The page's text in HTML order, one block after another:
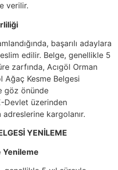
verilir.
başarılı adaylara
edilir. Belge, genellikle 5
zarfında, Acıgöl Orman
Ağaç Kesme Belgesi
göz önünde
Devlet üzerinden
kargolanır.
YENİLEME
Yenileme